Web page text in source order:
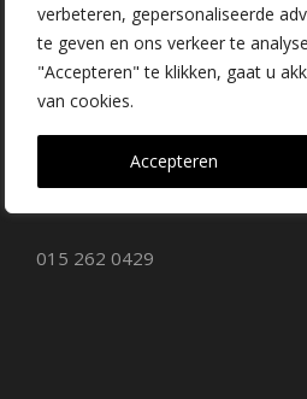
verbeteren, gepersonaliseerde
te geven en ons verkeer te
"Accepteren" te klikken, gaat u
van cookies.
Accepteren
Kwekerij Delfgauw
Vrederustlaan 10
2645 AW Delfgauw
015 262 0429